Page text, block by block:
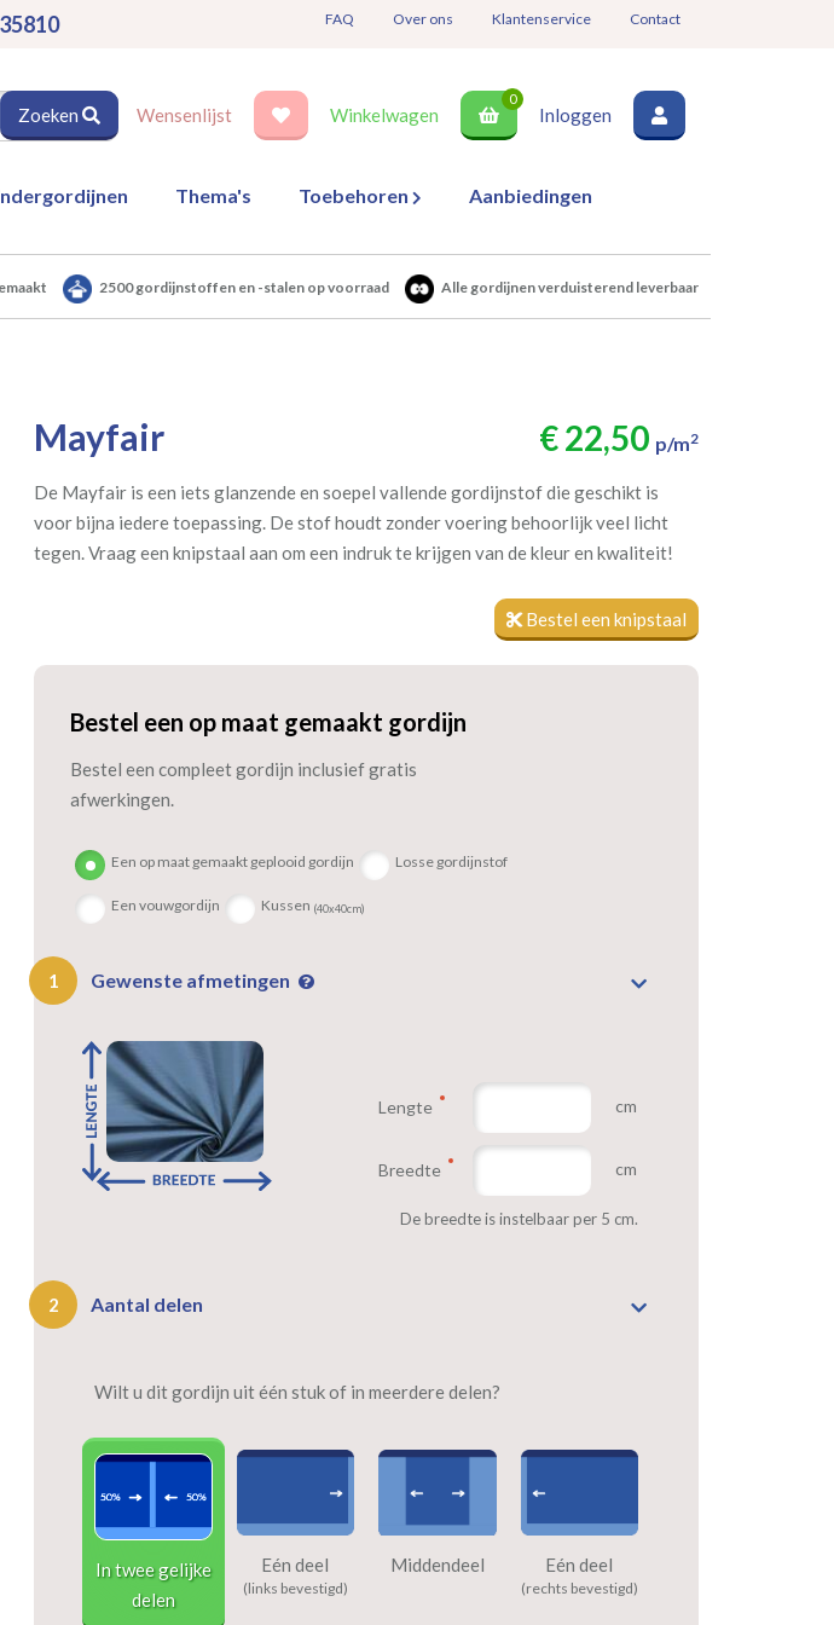
FAQ Over ons Klantenservice Contact
Zoeken Wensenlijst Winkelwagen
0
Inloggen
Thema's Toebehoren Aanbiedingen
2500 gordijnstoffen en -stalen op voorraad Alle gordijnen verduisterend leverbaar
Mayfair € 22,50 p/m2
De Mayfair is een iets glanzende en soepel vallende gordijnstof die geschikt is
voor bijna iedere toepassing. De stof houdt zonder voering behoorlijk veel licht
tegen. Vraag een knipstaal aan om een indruk te krijgen van de kleur en kwaliteit!
Bestel een knipstaal
Bestel een op maat gemaakt gordijn
Bestel een compleet gordijn inclusief gratis
afwerkingen.
Een op maat gemaakt geplooid gordijn Losse gordijnstof
Een vouwgordijn Kussen (40x40cm)
1 Gewenste afmetingen
Lengte cm
Breedte cm
De breedte is instelbaar per 5 cm.
2 Aantal delen
Wilt u dit gordijn uit één stuk of in meerdere delen?
In twee gelijke
delen
Eén deel
(links bevestigd)
Middendeel Eén deel
(rechts bevestigd)